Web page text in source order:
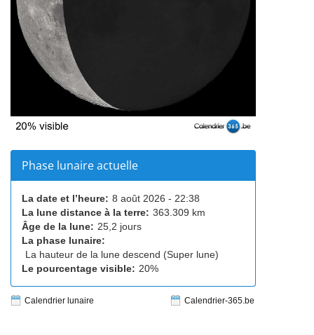
Phase lunaire actuelle
La date et l’heure: 8 août 2026 - 22:38
La lune distance à la terre: 363.309 km
Âge de la lune: 25,2 jours
La phase lunaire:
La hauteur de la lune descend (Super lune)
Le pourcentage visible: 20%
Calendrier lunaire Calendrier-365.be